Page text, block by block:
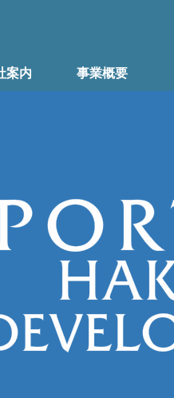
案内 事業概要